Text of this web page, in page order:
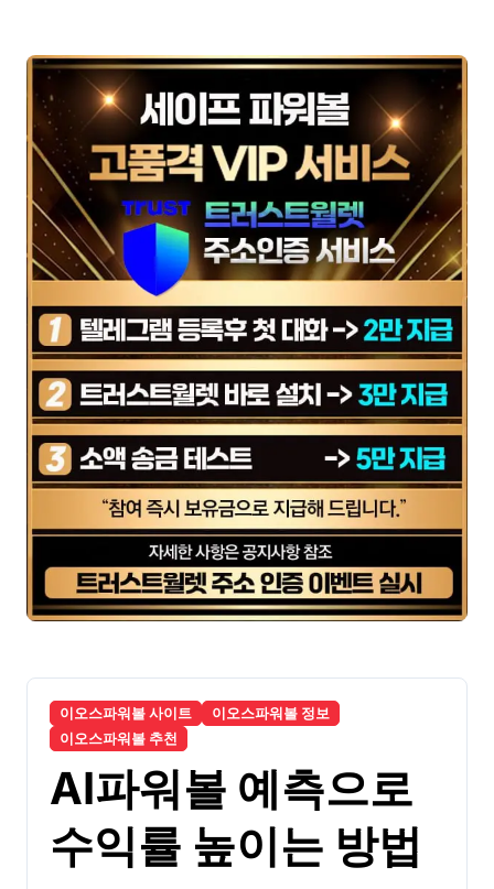
이오스파워볼 사이트
이오스파워볼 정보
이오스파워볼 추천
AI파워볼 예측으로
수익률 높이는 방법